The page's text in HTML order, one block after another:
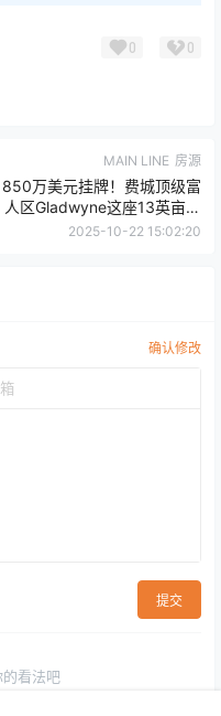
0 0
MAIN LINE 房源
850万美元挂牌！费城顶级富
人区Gladwyne这座13英亩庄
园，藏着一位石油巨头的百年
2025-10-22 15:02:20
确认修改
提交
看法吧